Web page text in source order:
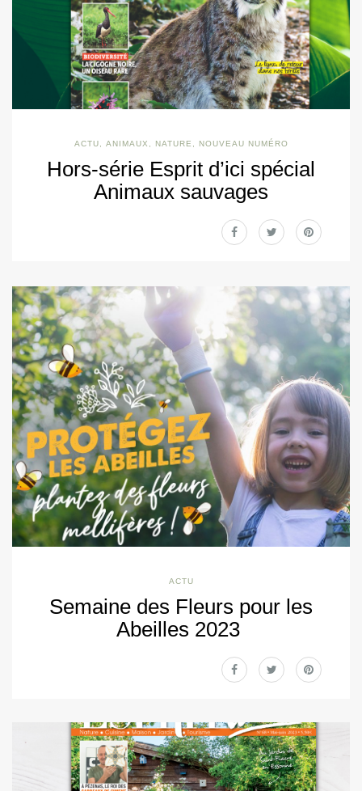
ACTU, ANIMAUX , NATURE , NOUVEAU NUMÉRO
Hors-série Esprit d’ici spécial
Animaux sauvages
ACTU
Semaine des Fleurs pour les
Abeilles 2023